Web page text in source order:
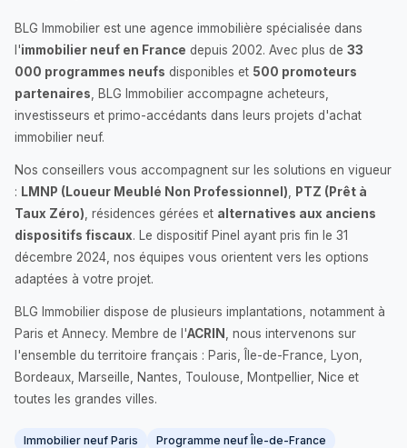
BLG Immobilier est une agence immobilière spécialisée dans
l'immobilier neuf en France depuis 2002. Avec plus de 33
000 programmes neufs disponibles et 500 promoteurs
partenaires , BLG Immobilier accompagne acheteurs,
investisseurs et primo-accédants dans leurs projets d'achat
immobilier neuf.
Nos conseillers vous accompagnent sur les solutions en vigueur
: LMNP (Loueur Meublé Non Professionnel)
PTZ (Prêt à
Taux Zéro) , résidences gérées et alternatives aux anciens
dispositifs fiscaux. Le dispositif Pinel ayant pris fin le 31
décembre 2024, nos équipes vous orientent vers les options
adaptées à votre projet.
BLG Immobilier dispose de plusieurs implantations, notamment à
Paris et Annecy. Membre de l'ACRIN
, nous intervenons sur
l'ensemble du territoire français : Paris, Île-de-France, Lyon,
Bordeaux, Marseille, Nantes, Toulouse, Montpellier, Nice et
toutes les grandes villes.
Immobilier neuf Paris
Programme neuf Île-de-France